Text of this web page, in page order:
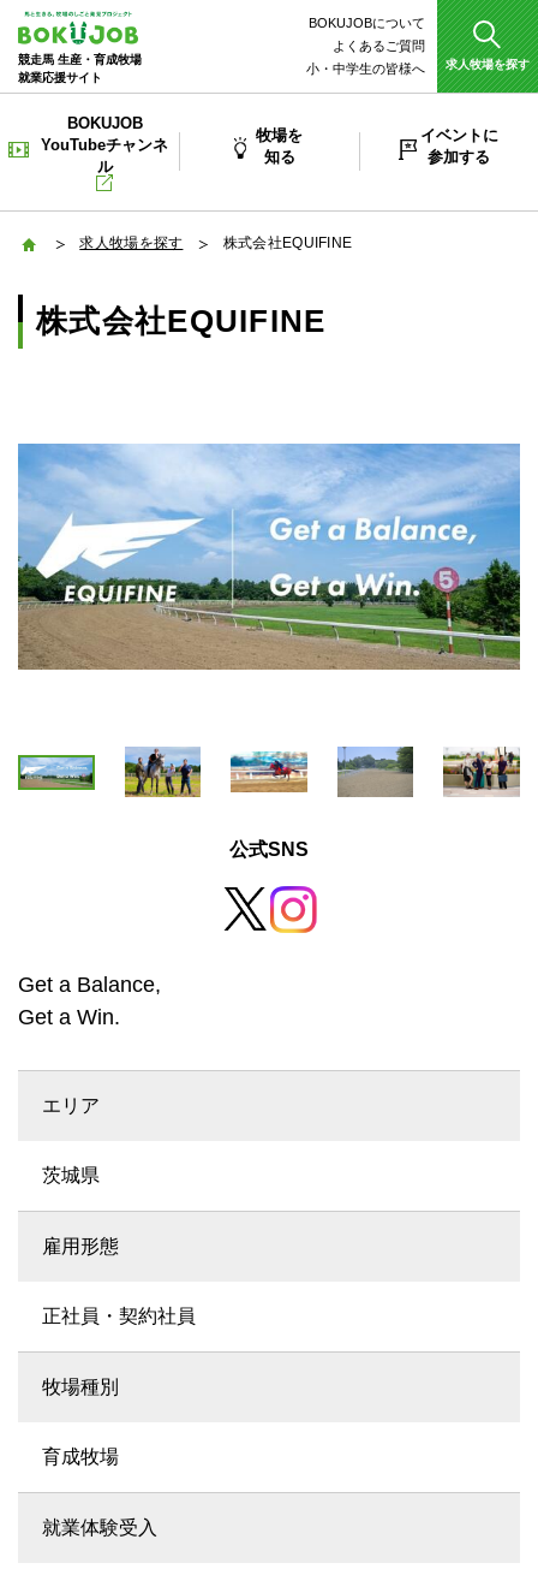
競走馬 生産・育成牧場
就業応援サイト
求人牧場を探す
BOKUJOBについて
よくあるご質問
小・中学生の皆様へ
BOKUJOB
YouTubeチャンネ
ル
牧場を
知る
イベントに
参加する
ホーム求人牧場を探す 株式会社EQUIFINE
株式会社EQUIFINE
公式SNS
Get a Balance,
Get a Win.
エリア
茨城県
雇用形態
正社員・契約社員
牧場種別
育成牧場
就業体験受入